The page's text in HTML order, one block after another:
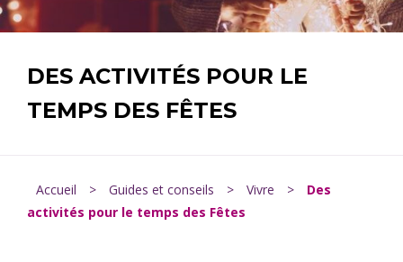
DES ACTIVITÉS POUR LE
TEMPS DES FÊTES
Accueil > Guides et conseils > Vivre >
Des
activités pour le temps des Fêtes